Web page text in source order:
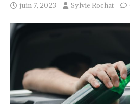
juin 7, 2023 Sylvie Rochat